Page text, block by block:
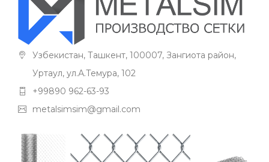
Узбекистан, Ташкент, 100007, Зангиота район,
Уртаул, ул.А.Темура, 102
+99890 962-63-93
metalsimsim@gmail.com